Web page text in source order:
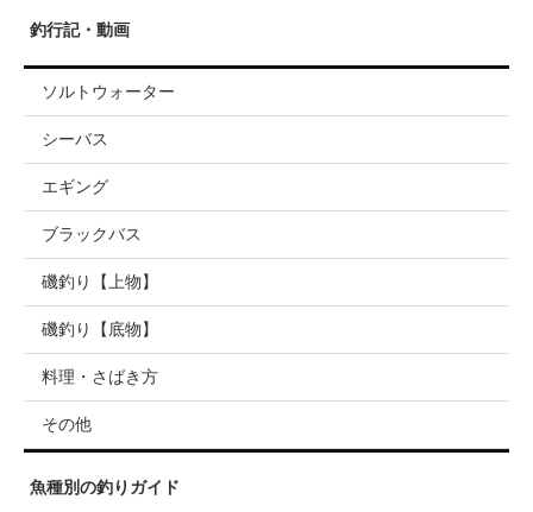
釣行記・動画
ソルトウォーター
シーバス
エギング
ブラックバス
磯釣り【上物】
磯釣り【底物】
料理・さばき方
その他
魚種別の釣りガイド